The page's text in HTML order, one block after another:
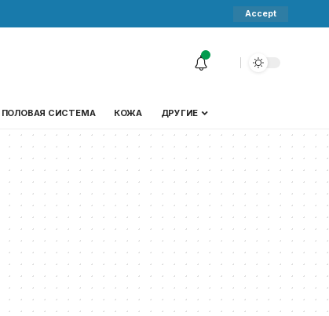
Accept
ПОЛОВАЯ СИСТЕМА КОЖА ДРУГИЕ